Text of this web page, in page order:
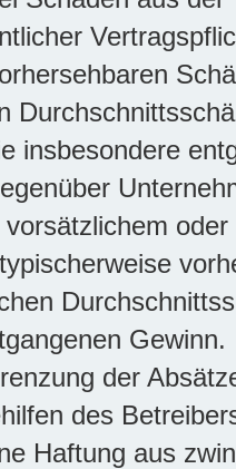
insbesondere
Gewinn.
der
des
Haftung aus